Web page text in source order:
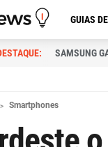
GUIAS
SAMSUNG
Smartphones